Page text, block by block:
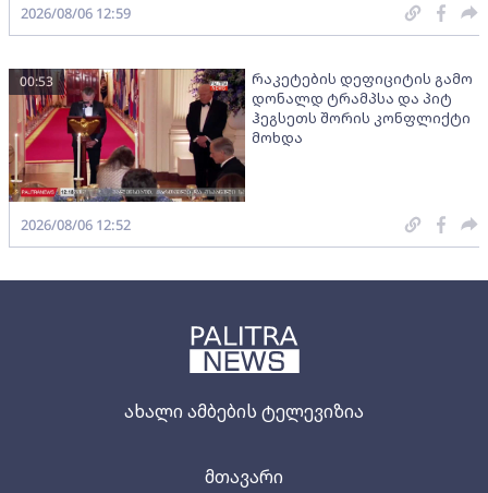
ახალი ამბების ტელევიზია
მთავარი
2026/08/06 12:59
რაკეტების დეფიციტის გამო
დონალდ ტრამპსა და პიტ
ჰეგსეთს შორის კონფლიქტი
მოხდა
00:53
2026/08/06 12:52